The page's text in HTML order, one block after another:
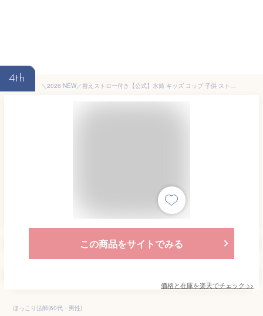
4th
＼2026 NEW／替えストロー付き【公式】水筒 キッズ コップ 子供 ストロー ストロータイプ コップ付き ベビー ストローマグ ベビーマグ 保冷 2way 0歳 1歳 2歳 3歳 かわいい 400ml ストロー付き水筒 保育園 女の子 男の子 子ども ステンレス ショルダー ベルト ASK-W41
この商品をサイトでみる
価格と在庫を楽天でチェック >>
ほっこり法師(60代・男性)